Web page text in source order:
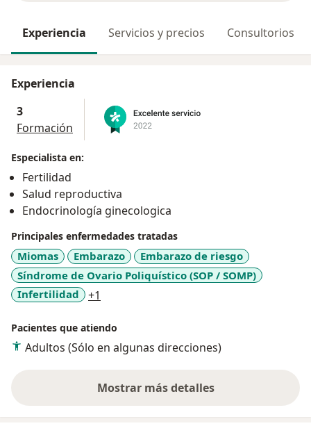
Experiencia Servicios y precios Consultorios
Experiencia
3
Formación
Especialista en:
Fertilidad
Salud reproductiva
Endocrinología ginecologica
Principales enfermedades tratadas
Miomas Embarazo
Embarazo de riesgo
Síndrome de Ovario Poliquístico (SOP / SOMP)
Infertilidad
+1
Pacientes que atiendo
Adultos (Sólo en algunas direcciones)
Mostrar más detalles
sobre la experiencia